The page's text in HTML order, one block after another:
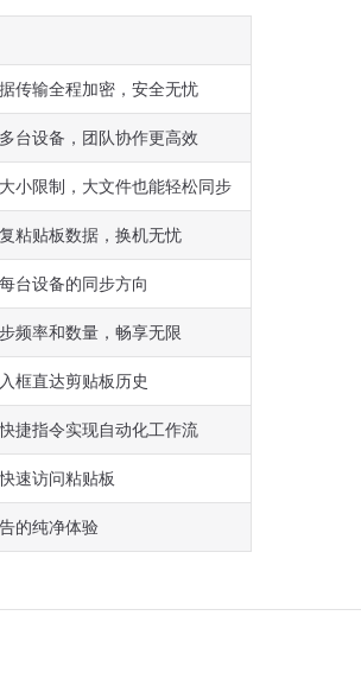
传输全程加密，安全无忧
台设备，团队协作更高效
小限制，大文件也能轻松同步
粘贴板数据，换机无忧
台设备的同步方向
频率和数量，畅享无限
框直达剪贴板历史
捷指令实现自动化工作流
速访问粘贴板
的纯净体验